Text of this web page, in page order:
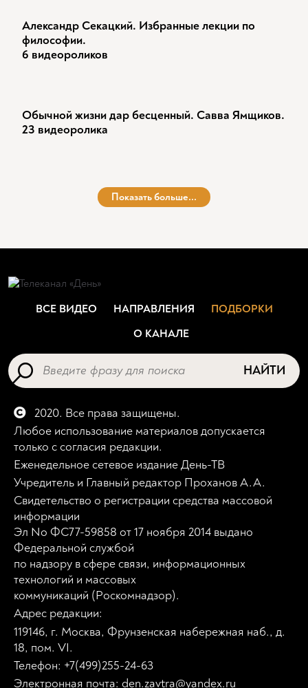
Александр Секацкий. Избранные лекции по
философии.
6 видеороликов
Обычной жизни дар бесценный. Савва Ямщиков.
23 видеоролика
Показать больше...
ВСЕ ВИДЕО НАПРАВЛЕНИЯ
ПОДБОРКИ
О КАНАЛЕ
НАЙТИ
2020. Все права защищены.
Любое использование материалов допускается
только с согласия редакции.
Еженедельное сетевое издание День-ТВ
Учредитель и Главный редактор Проханов А.А.
Свидетельство о регистрации средства массовой
информации
Эл No ФС77-59858 от 17 ноября 2014 выдано
Федеральной службой
по надзору в сфере связи, информационных
технологий и массовых
коммуникаций (Роскомнадзор).
Адрес редакции:
119146, г. Москва, Фрунзенская набережная наб., д.
18, пом. VI.
Телефон: +7(499)255-24-63
Электронная почта: den.zavtra@yandex.ru